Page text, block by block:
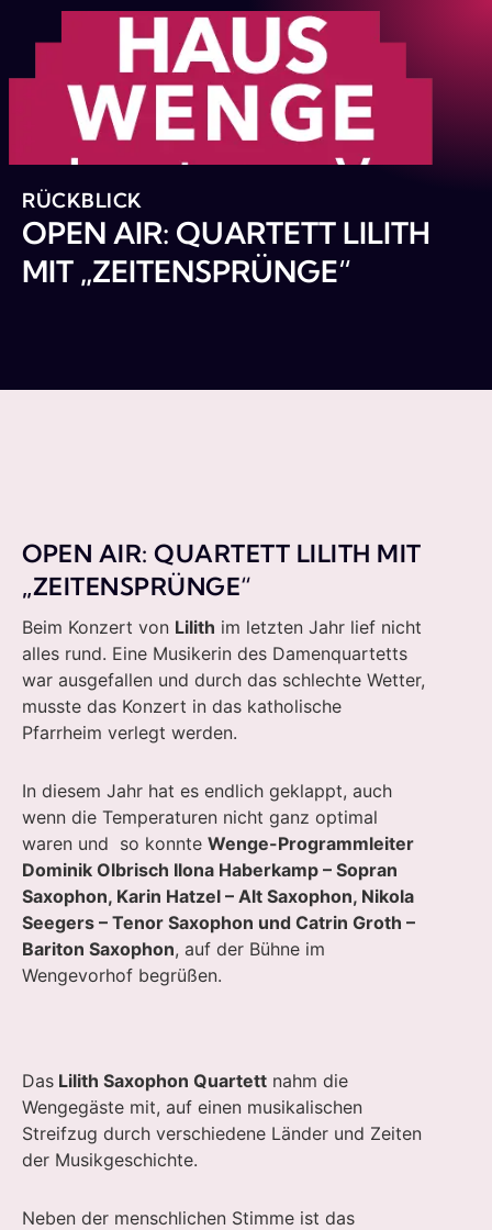
RÜCKBLICK
OPEN AIR: QUARTETT LILITH
MIT „ZEITENSPRÜNGE“
OPEN AIR: QUARTETT LILITH MIT
„ZEITENSPRÜNGE“
Beim Konzert von Lilith im letzten Jahr lief nicht
alles rund. Eine Musikerin des Damenquartetts
war ausgefallen und durch das schlechte Wetter,
musste das Konzert in das katholische
Pfarrheim verlegt werden.
In diesem Jahr hat es endlich geklappt, auch
wenn die Temperaturen nicht ganz optimal
waren und so konnte Wenge-Programmleiter
Dominik Olbrisch Ilona Haberkamp – Sopran
Saxophon, Karin Hatzel – Alt Saxophon, Nikola
Seegers – Tenor Saxophon und Catrin Groth –
Bariton Saxophon, auf der Bühne im
Wengevorhof begrüßen.
Das Lilith Saxophon Quartett nahm die
Wengegäste mit, auf einen musikalischen
Streifzug durch verschiedene Länder und Zeiten
der Musikgeschichte.
Neben der menschlichen Stimme ist das